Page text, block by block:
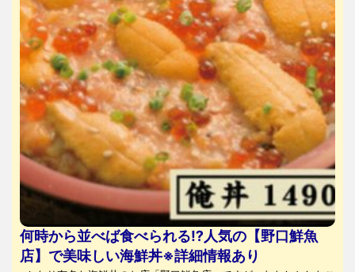
何時から並べば食べられる⁉人気の【野口鮮魚
店】で美味しい海鮮丼※詳細情報あり